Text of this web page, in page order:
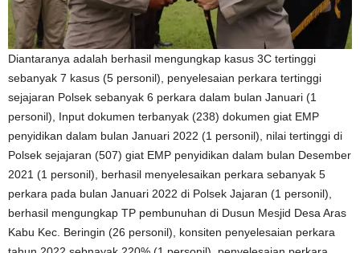
Diantaranya adalah berhasil mengungkap kasus 3C tertinggi
sebanyak 7 kasus (5 personil), penyelesaian perkara tertinggi
sejajaran Polsek sebanyak 6 perkara dalam bulan Januari (1
personil), Input dokumen terbanyak (238) dokumen giat EMP
penyidikan dalam bulan Januari 2022 (1 personil), nilai tertinggi di
Polsek sejajaran (507) giat EMP penyidikan dalam bulan Desember
2021 (1 personil), berhasil menyelesaikan perkara sebanyak 5
perkara pada bulan Januari 2022 di Polsek Jajaran (1 personil),
berhasil mengungkap TP pembunuhan di Dusun Mesjid Desa Aras
Kabu Kec. Beringin (26 personil), konsiten penyelesaian perkara